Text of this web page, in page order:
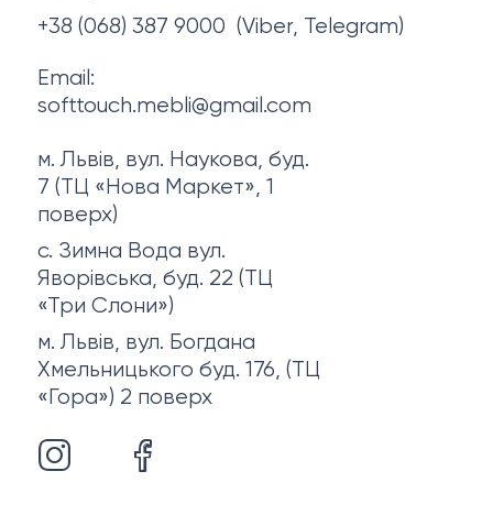
+38 (068) 387 9000 (Viber, Telegram)
Email:
softtouch.mebli@gmail.com
м. Львів, вул. Наукова, буд.
7 (ТЦ «Нова Маркет», 1
поверх)
с. Зимна Вода вул.
Яворівська, буд. 22 (ТЦ
«Три Слони»)
м. Львів, вул. Богдана
Хмельницького буд. 176, (ТЦ
«Гора») 2 поверх